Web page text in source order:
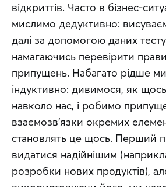
відкриттів. Часто в бізнес-
мислимо дедуктивно:
далі за допомогою даних
намагаючись перевірити
припущень. Набагато рідше
індуктивно: дивимося, як щось
навколо нас, і робимо
взаємозв’язки окремих
становлять це щось. Перший
видатися надійнішим
розробки нових продуктів),